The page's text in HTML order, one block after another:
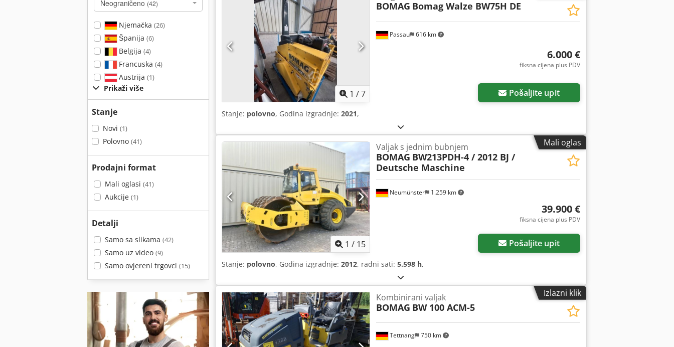
Neograničeno (42)
Njemačka (26)
Španija (6)
Belgija (4)
Francuska (4)
Austrija (1)
Prikaži više
Stanje
Novi (1)
Polovno (41)
Prodajni format
Mali oglasi (41)
Aukcije (1)
Detalji
Samo sa slikama (42)
Samo uz video (9)
Samo ovjereni trgovci (15)
1 /7
Passau 616 km
BOMAG Bomag Walze BW75H DE
6.000 €
fiksna cijena plus PDV
Pošaljite upit
Stanje: polovno, Godina izgradnje: 2021,
Mali oglas
1 / 15
Neumünster 1.259 km
Valjak s jednim bubnjem
BOMAG BW213PDH-4 / 2012 BJ /
Deutsche Maschine
39.900 €
fiksna cijena plus PDV
Pošaljite upit
Stanje: polovno, Godina izgradnje: 2012, radni sati: 5.598 h,
Izlazni klik
Tettnang 750 km
Kombinirani valjak
BOMAG BW 100 ACM-5